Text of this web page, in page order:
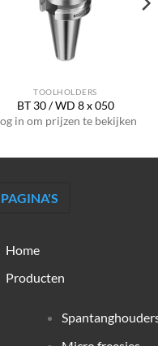
TOOLHOLDERS
BT 30 / WD 8 x 050
in om prijzen te bekijken
PAGINA'S
Home
Producten